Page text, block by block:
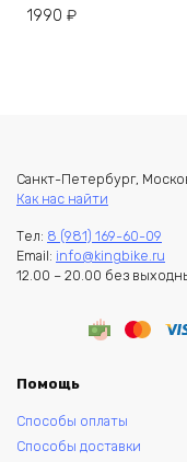
1990 ₽
Санкт-Петербург,
Как нас найти
Тел: 8 (981) 169-60-09
Email: info@kingbike.ru
12.00 – 20.00 без
Помощь
Способы оплаты
Способы доставки